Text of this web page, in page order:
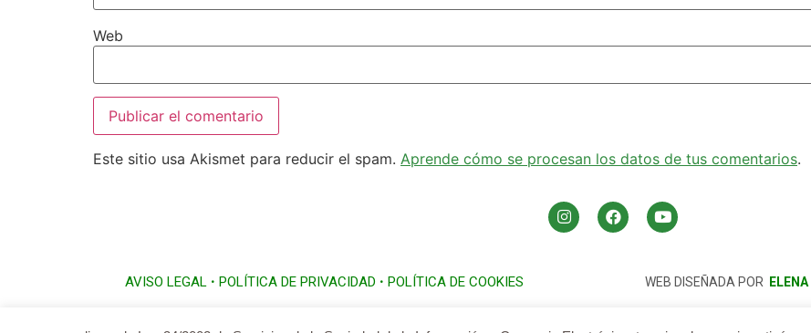
Web
Este sitio usa Akismet para reducir el spam. Aprende cómo se procesan los datos de tus comentarios.
AVISO LEGAL • POLÍTICA DE PRIVACIDAD •POLÍTICA DE COOKIES WEB DISEÑADA POR